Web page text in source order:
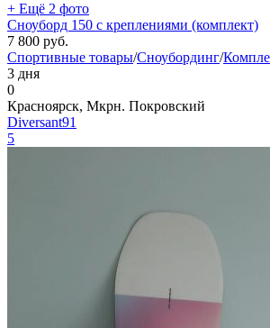
+ Ещё 2 фото
Сноуборд 150 с креплениями (комплект)
7 800 руб.
Спортивные товары/Сноубординг/
3 дня
0
Красноярск, Мкрн. Покровский
Diversant91
5